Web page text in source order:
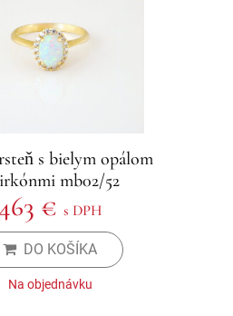
s bielym opálom
mb02/52
€ s DPH
DO KOŠÍKA
Na objednávku